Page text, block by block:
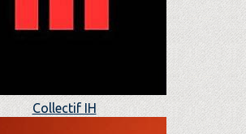
Collectif IH